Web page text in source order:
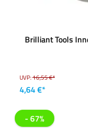
Brilliant Tools
UVP:16,55 €*
4,64 €*
- 67%